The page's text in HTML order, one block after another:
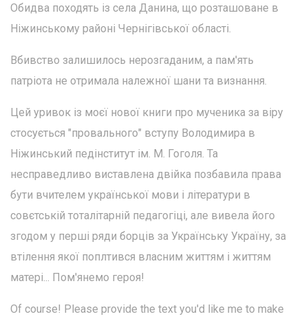
Обидва походять із села Данина, що розташоване в
Ніжинському районі Чернігівської області.
Вбивство залишилось нерозгаданим, а пам'ять
патріота не отримала належної шани та визнання.
Цей уривок із моєї нової книги про мученика за віру
стосується "провального" вступу Володимира в
Ніжинський педінститут ім. М. Гоголя. Та
несправедливо виставлена двійка позбавила права
бути вчителем української мови і літератури в
совєтській тоталітарній педагогіці, але вивела його
згодом у перші ряди борців за Українську Україну, за
втілення якої поплтився власним життям і життям
матері... Пом'янемо героя!
Of course! Please provide the text you'd like me to make